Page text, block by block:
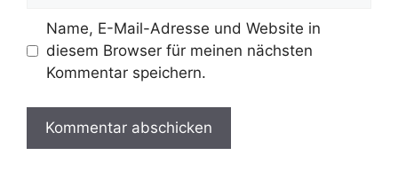
Name, E-Mail-Adresse und Website in
diesem Browser für meinen nächsten
Kommentar speichern.